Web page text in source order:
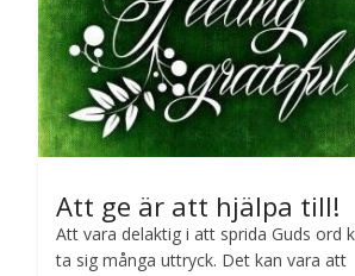
Att ge är att hjälpa till!
Att vara delaktig i att sprida Guds ord
ta sig många uttryck. Det kan vara att